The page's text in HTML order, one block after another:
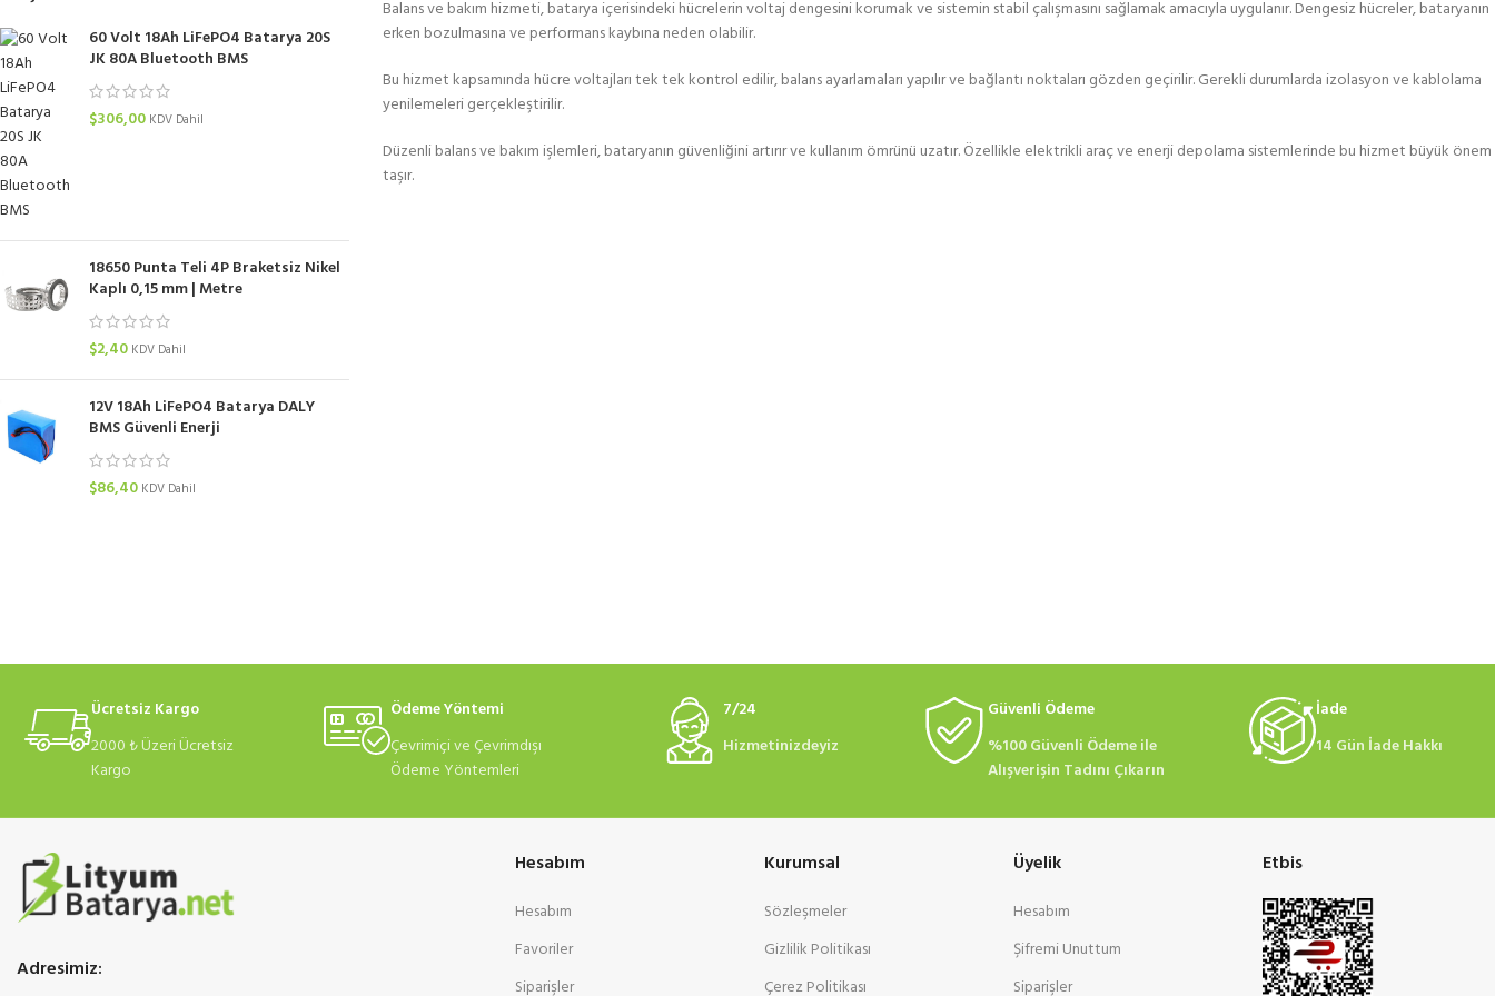
60 Volt 18Ah LiFePO4 Batarya 20S
JK 80A Bluetooth BMS
$306,00 KDV Dahil
18650 Punta Teli 4P Braketsiz Nikel
Kaplı 0,15 mm | Metre
$2,40 KDV Dahil
12V 18Ah LiFePO4 Batarya DALY
BMS Güvenli Enerji
$86,40 KDV Dahil
Balans ve bakım hizmeti, batarya içerisindeki hücrelerin voltaj dengesini korumak ve sistemin stabil çalışmasını sağlamak amacıyla uygulanır. Dengesiz hücreler, bataryanın
erken bozulmasına ve performans kaybına neden olabilir.
Bu hizmet kapsamında hücre voltajları tek tek kontrol edilir, balans ayarlamaları yapılır ve bağlantı noktaları gözden geçirilir. Gerekli durumlarda izolasyon ve kablolama
yenilemeleri gerçekleştirilir.
Düzenli balans ve bakım işlemleri, bataryanın güvenliğini artırır ve kullanım ömrünü uzatır. Özellikle elektrikli araç ve enerji depolama sistemlerinde bu hizmet büyük önem
taşır.
Ücretsiz Kargo
2000 ₺ Üzeri Ücretsiz
Kargo
Ödeme Yöntemi
Çevrimiçi ve Çevrimdışı
Ödeme Yöntemleri
7/24
Hizmetinizdeyiz
Güvenli Ödeme
%100 Güvenli Ödeme ile
Alışverişin Tadını Çıkarın
İade
14 Gün İade Hakkı
Adresimiz:
Hesabım
Hesabım
Favoriler
Siparişler
Kurumsal
Sözleşmeler
Gizlilik Politikası
Çerez Politikası
Üyelik
Hesabım
Şifremi Unuttum
Siparişler
Etbis